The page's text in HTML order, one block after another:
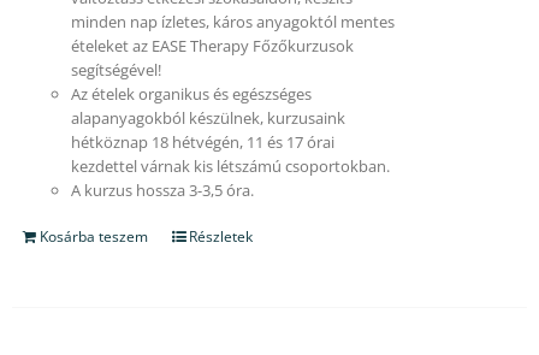
minden nap ízletes, káros anyagoktól mentes
ételeket az EASE Therapy Főzőkurzusok
segítségével!
Az ételek organikus és egészséges
alapanyagokból készülnek, kurzusaink
hétköznap 18 hétvégén, 11 és 17 órai
kezdettel várnak kis létszámú csoportokban.
A kurzus hossza 3-3,5 óra.
Kosárba teszem Részletek